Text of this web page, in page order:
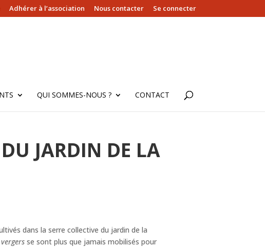
Adhérer à l’association Nous contacter Se connecter
QUI SOMMES-NOUS ? CONTACT
JARDIN DE LA
dans la serre collective du jardin de la
se sont plus que jamais mobilisés pour